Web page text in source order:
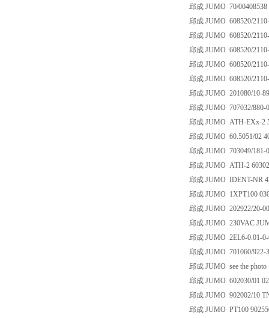
邱成 JUMO 70/00408538
邱成 JUMO 608520/
邱成 JUMO 608520/
邱成 JUMO 608520/
邱成 JUMO 608520/
邱成 JUMO 608520/
邱成 JUMO 201080/10-
邱成 JUMO 707032/880-
邱成 JUMO ATH-EXx-2
邱成 JUMO 60.5051/02
邱成 JUMO 703049/181-
邱成 JUMO ATH-2
邱成 JUMO IDENT-NR
邱成 JUMO 1XPT100
邱成 JUMO 202922/20-
邱成 JUMO 230VAC
邱成 JUMO 2EL6-0.01-
邱成 JUMO 701060/922-
邱成 JUMO see the photo
邱成 JUMO 602030/01
邱成 JUMO 902002/10
邱成 JUMO PT100